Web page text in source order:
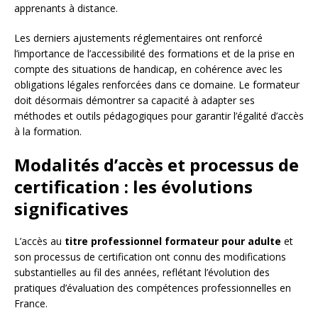
apprenants à distance.
Les derniers ajustements réglementaires ont renforcé
l’importance de l’accessibilité des formations et de la prise en
compte des situations de handicap, en cohérence avec les
obligations légales renforcées dans ce domaine. Le formateur
doit désormais démontrer sa capacité à adapter ses
méthodes et outils pédagogiques pour garantir l’égalité d’accès
à la formation.
Modalités d’accès et processus de
certification : les évolutions
significatives
L’accès au titre professionnel formateur pour adulte et
son processus de certification ont connu des modifications
substantielles au fil des années, reflétant l’évolution des
pratiques d’évaluation des compétences professionnelles en
France.